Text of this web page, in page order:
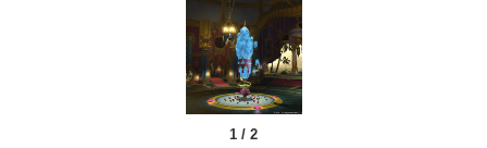
1/ 2